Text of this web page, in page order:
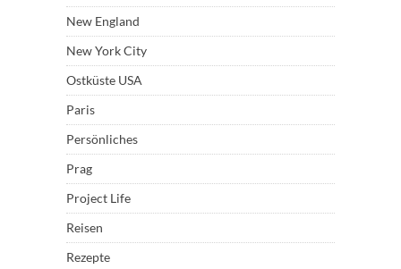
New England
New York City
Ostküste USA
Paris
Persönliches
Prag
Project Life
Reisen
Rezepte